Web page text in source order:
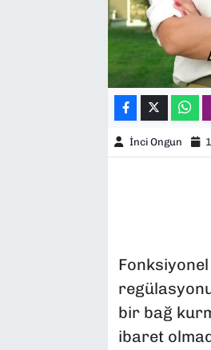
İnci Ongun
bir bağ
ibaret